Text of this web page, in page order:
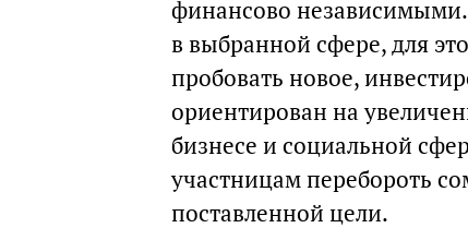
финансово независимыми.
в выбранной сфере, для
пробовать новое,
ориентирован на
бизнесе и социальной
участницам перебороть
поставленной цели.